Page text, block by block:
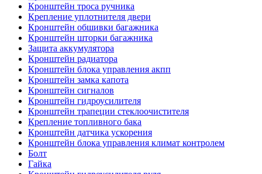
Кронштейн троса ручника
Крепление уплотнителя двери
Кронштейн обшивки багажника
Кронштейн шторки багажника
Защита аккумулятора
Кронштейн радиатора
Кронштейн блока управления акпп
Кронштейн замка капота
Кронштейн сигналов
Кронштейн гидроусилителя
Кронштейн трапеции стеклоочистителя
Крепление топливного бака
Кронштейн датчика ускорения
Кронштейн блока управления климат контролем
Болт
Гайка